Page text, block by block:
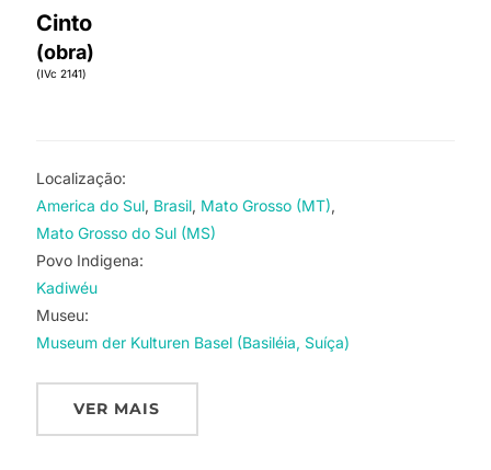
Cinto
(obra)
(IVc 2141)
Localização:
America do Sul Brasil Mato Grosso (MT)
Mato Grosso do Sul (MS)
Povo Indigena:
Kadiwéu
Museu:
Museum der Kulturen Basel (Basiléia, Suíça)
VER MAIS